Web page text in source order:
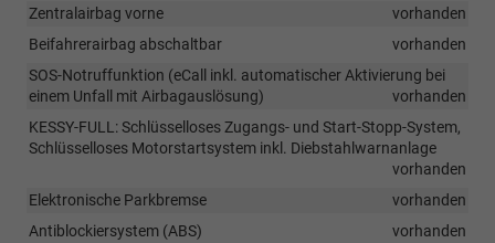
Zentralairbag vorne
vorhanden
Beifahrerairbag abschaltbar
vorhanden
SOS-Notruffunktion (eCall inkl. automatischer Aktivierung bei
einem Unfall mit Airbagauslösung)
vorhanden
KESSY-FULL: Schlüsselloses Zugangs- und Start-Stopp-System,
Schlüsselloses Motorstartsystem inkl. Diebstahlwarnanlage
vorhanden
Elektronische Parkbremse
vorhanden
Antiblockiersystem (ABS)
vorhanden